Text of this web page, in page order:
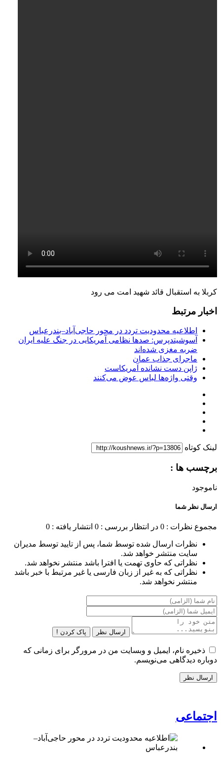
کربلا به استقبال قائد شهید امت می رود
اخبار مرتبط
اطلاعیه محدودیت تردد در محور حاجی‌آباد–بندرعباس
آسوشیتدپرس: صدها نظامی آمریکایی در جنگ علیه ایران
ضربه مغزی شده‌اند
ماجرای جذاب عمان
ژاپن دست نشانده آمریکاست
وقتی واژه‌ها لباس عوض می‌کنند
لینک کوتاه
برچسب ها :
ناموجود
ارسال نظر شما
مجموع نظرات : 0 در انتظار بررسی : 0 انتشار یافته : 0
نظرات ارسال شده توسط شما، پس از تایید توسط مدیران
سایت منتشر خواهد شد.
نظراتی که حاوی تهمت یا افترا باشد منتشر نخواهد شد.
نظراتی که به غیر از زبان فارسی یا غیر مرتبط با خبر باشد
منتشر نخواهد شد.
ارسال نظر پاک کردن !
ذخیره نام، ایمیل و وبسایت من در مرورگر برای زمانی که
دوباره دیدگاهی می‌نویسم.
اجتماعی